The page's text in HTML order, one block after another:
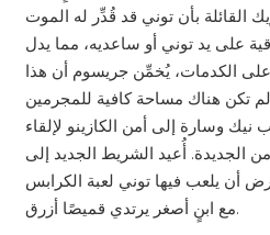
القائلة بأن توني قد قُدِّر له الموت
على يد توني أو ساعديه، مما يدل
على الكدمات، يُخمِّن جريسوم أن هذا
تكن هناك مساحة كافية للمجرمين
وسارة إلى أمن الكازينو لإلقاء
الجديدة. أُعيد الشريط الجديد إلى
أن يلعب فيها توني لعبة الكرابس
مع ابنٍ أصغر يرتدي قميصًا أزرق.